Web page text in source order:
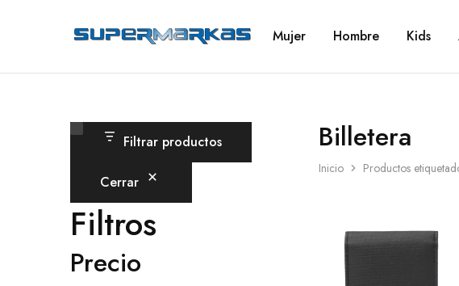
SuperMarkas
Ropa
Envío
Mujer Hombre Kids
Billetera
Inicio Productos
Filtrar productos
Cerrar
Filtros
Precio